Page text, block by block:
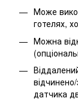
Може
готелях,
Можна
датчика